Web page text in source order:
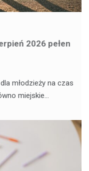
2026 pełen
młodzieży na czas
miejskie…